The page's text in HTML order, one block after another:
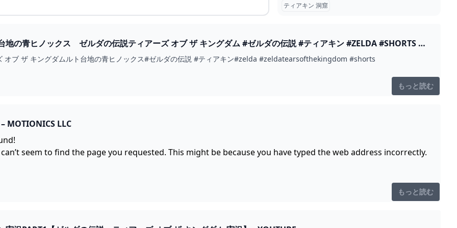
ティアキン 洞窟
クス ゼルダの伝説ティアーズ オブ ザ キングダム #ゼルダの伝説 #ティアキン #ZELDA #SHORTS -
オブ ザ キングダムルト台地の青ヒノックス#ゼルダの伝説 #ティアキン#zelda #zeldatearsofthekingdom #shorts
もっと読む
MOTIONICS LLC
seem to find the page you requested. This might be because you have typed the web address incorrectly.
もっと読む